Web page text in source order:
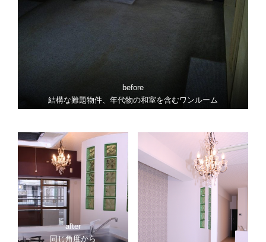
before
結構な難題物件、年代物の和室を含むワンルーム
after
同じ角度から